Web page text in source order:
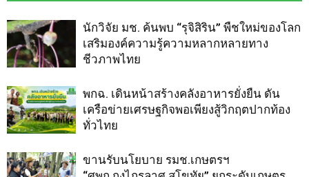
นักวิจัย มช. ค้นพบ “รุจิสิริน” พืชใหม่ของโลก
เสริมองค์ความรู้ความหลากหลายทาง
ชีวภาพไทย
พกฉ. เดินหน้าสร้างคลังอาหารยั่งยืน ดัน
เครือข่ายเศรษฐกิจพอเพียงสู้วิกฤตปากท้อง
ทั่วไทย
ขานรับนโยบาย รมช.เกษตรฯ